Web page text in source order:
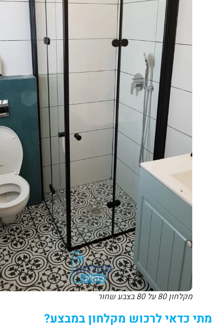
מקלחון 80 על 80 בצבע שחור
מתי כדאי לרכוש מקלחון במבצע?